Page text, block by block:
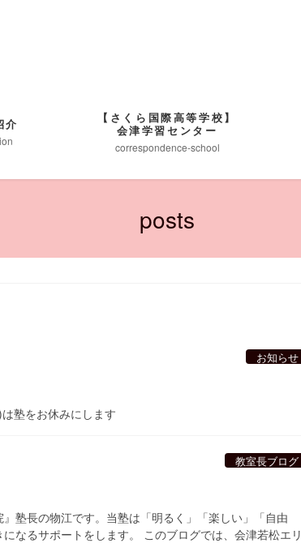
介
【さくら国際高等学校】
会津学習センター
correspondence-school
posts
お知らせ
塾をお休みにします
教室長ブログ
塾長の物江です。当塾は「明るく」「楽しい」「自由
なるサポートをします。 このブログでは、会津若松エリ